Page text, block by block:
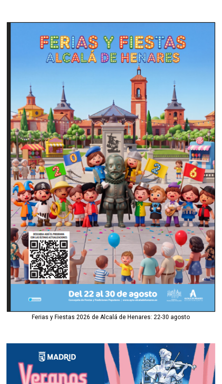
Ferias y Fiestas 2026 de Alcalá de Henares: 22-30 agosto